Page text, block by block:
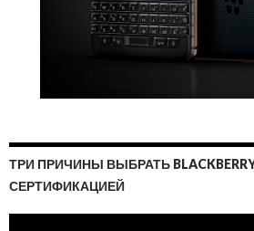
ТРИ ПРИЧИНЫ ВЫБРАТЬ
СЕРТИФИКАЦИЕЙ